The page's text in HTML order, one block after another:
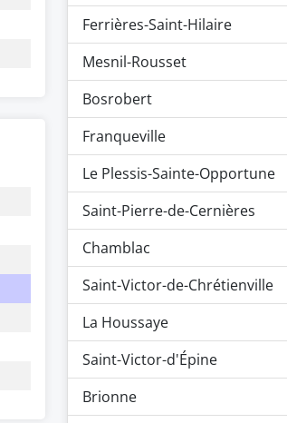
Ferrières-Saint-Hilaire
Mesnil-Rousset
Bosrobert
Franqueville
Le Plessis-Sainte-Opportune
Saint-Pierre-de-Cernières
Chamblac
Saint-Victor-de-Chrétienville
La Houssaye
Saint-Victor-d'Épine
Brionne